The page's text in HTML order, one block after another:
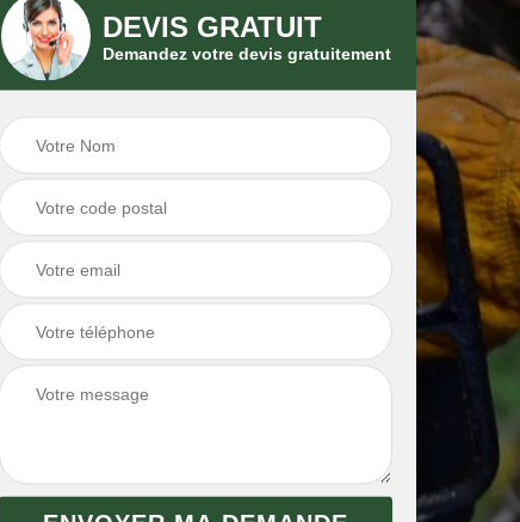
DEVIS GRATUIT
Demandez votre devis gratuitement